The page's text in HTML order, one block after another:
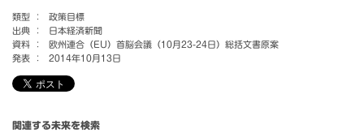
類型 ：
政策目標
出典 ：
日本経済新聞
資料 ：
欧州連合（EU）首脳会議（10月23-24日）総括文書原案
発表 ：
2014年10月13日
関連する未来を検索